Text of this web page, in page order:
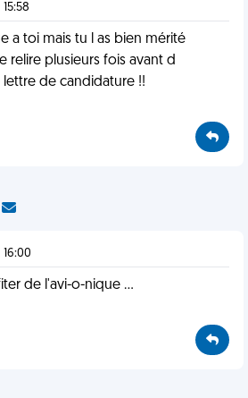
a toi mais tu l as bien mérité
relire plusieurs fois avant d
de candidature !!
de l'avi-o-nique ...